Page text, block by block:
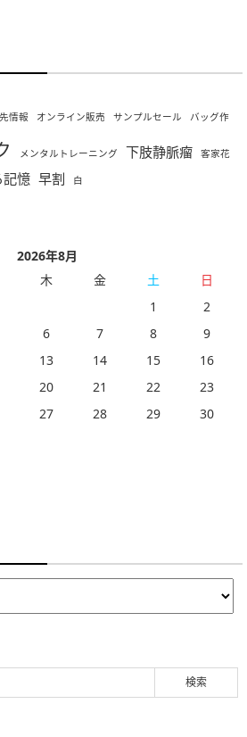
情報 オンライン販売 サンプルセール バッグ作
メンタルトレーニング 下肢静脈瘤 客家花
記憶 早割 白
2026年8月
木 金 土
日
1
2
6 7 8
9
13 14 15
16
20 21 22
23
27 28 29
30